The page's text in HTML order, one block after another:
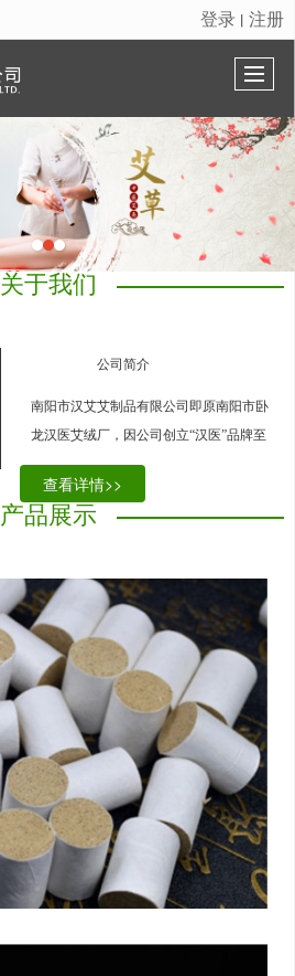
很遗憾，因您的浏览器版本过低导致无法获得最佳浏览体验，推荐下载安装谷歌浏览器！
登录 丨 注册
关于我们
公司简介
南阳市汉艾艾制品有限公司即原南阳市卧
龙汉医艾绒厂，因公司创立“汉医”品牌至
今，连续多年国内外市场，已成为艾灸行
业知名品牌，也因此在市场上发现多种假
冒产品，并有许多不良商家在网络上假冒
绒纯度.吸引消费者眼球，以及用低比例艾
绒以次充好获得高额利润等，侵害广大艾
灸受益人的切身利益，因此我公司决定
将“汉医”更名为“汉艾”，且以申请专利，
请新老顾客购买时注意分辨真假，认
准“汉艾” 。
南阳市汉艾艾制品有限公司(原南阳市卧
龙汉医艾绒厂)通过多年发展，现公司拥
有四个艾草山地，两个大型艾绒提取车
间，数十亩专业艾草陈放仓库，五个自动
化艾条卷制车间，成为河南省知名的艾草
制品生产加工基地。
查看详情>>
产品展示